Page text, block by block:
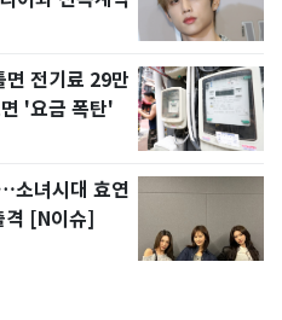
면 전기료 29만
'요금 폭탄'
소녀시대 효연
격 [N이슈]